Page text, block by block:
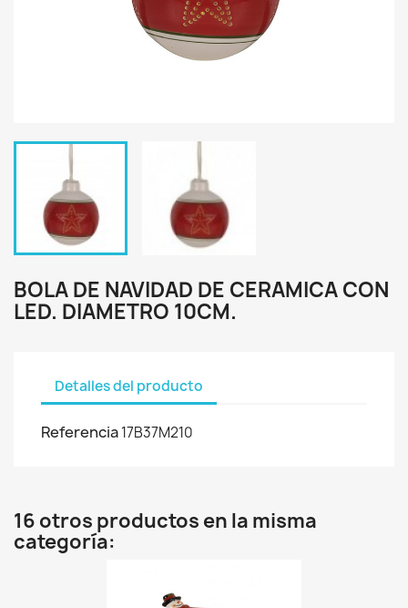
BOLA DE NAVIDAD DE CERAMICA CON
LED. DIAMETRO 10CM.
Detalles del producto
Referencia17B37M210
16 otros productos en la misma
categoría: